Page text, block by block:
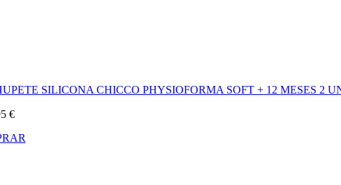
SILICONA CHICCO PHYSIOFORMA SOFT + 12 MESES 2
€